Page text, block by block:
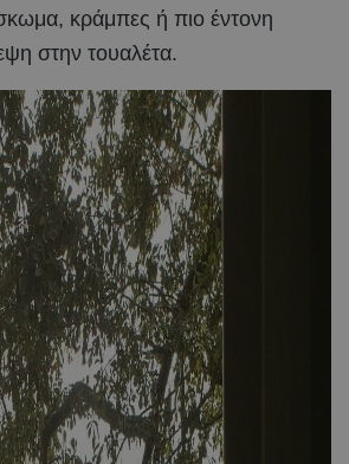
κράμπες ή πιο έντονη
στην τουαλέτα.